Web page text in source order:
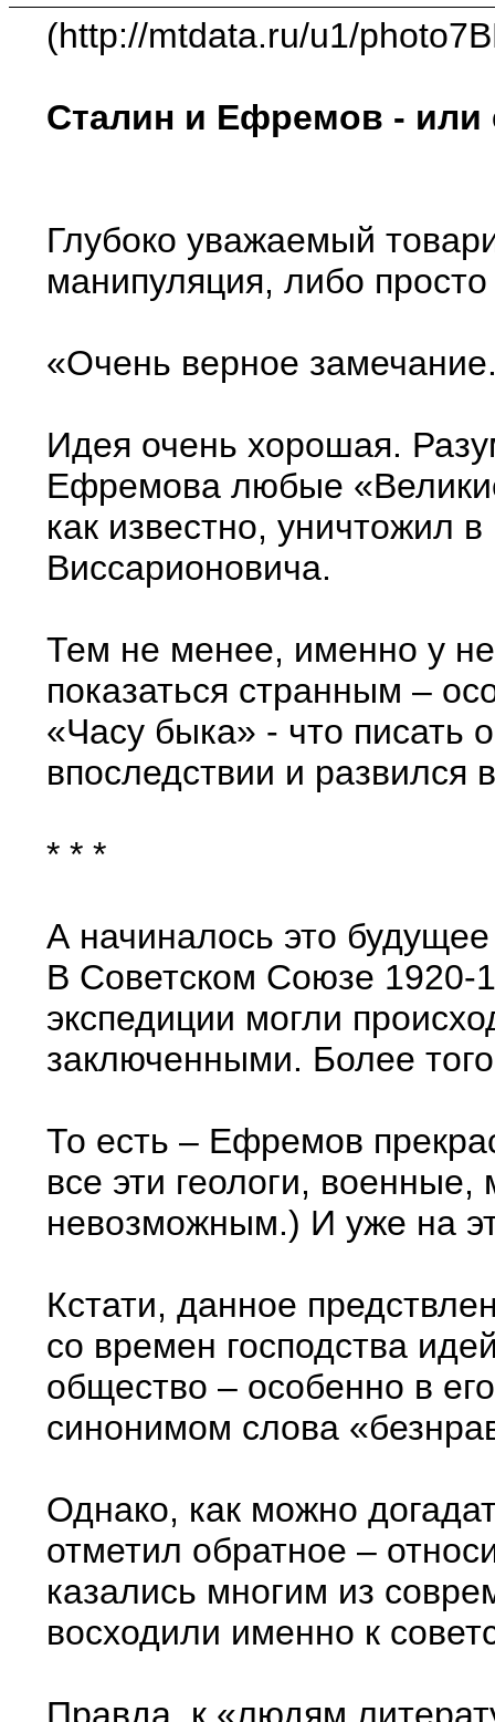
(http://mtdata.ru/u1/
Сталин и Ефремов - или
Глубоко уважаемый
манипуляция, либо
«Очень верное
Идея очень хорошая.
Ефремова любые
как известно, уничтожил
Виссарионовича.
Тем не менее, именно у
показаться странным –
«Часу быка» - что писать
впоследствии и
* * *
А начиналось это
В Советском Союзе 1920-
экспедиции могли
заключенными. Более
То есть – Ефремов
все эти геологи,
невозможным.) И уже на
Кстати, данное
со времен господства
общество – особенно в
синонимом слова
Однако, как можно
отметил обратное –
казались многим из
восходили именно к